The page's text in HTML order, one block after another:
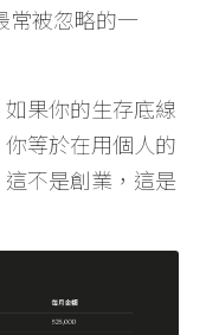
常被忽略的一
果你的生存底線
等於在用個人的
不是創業，這是